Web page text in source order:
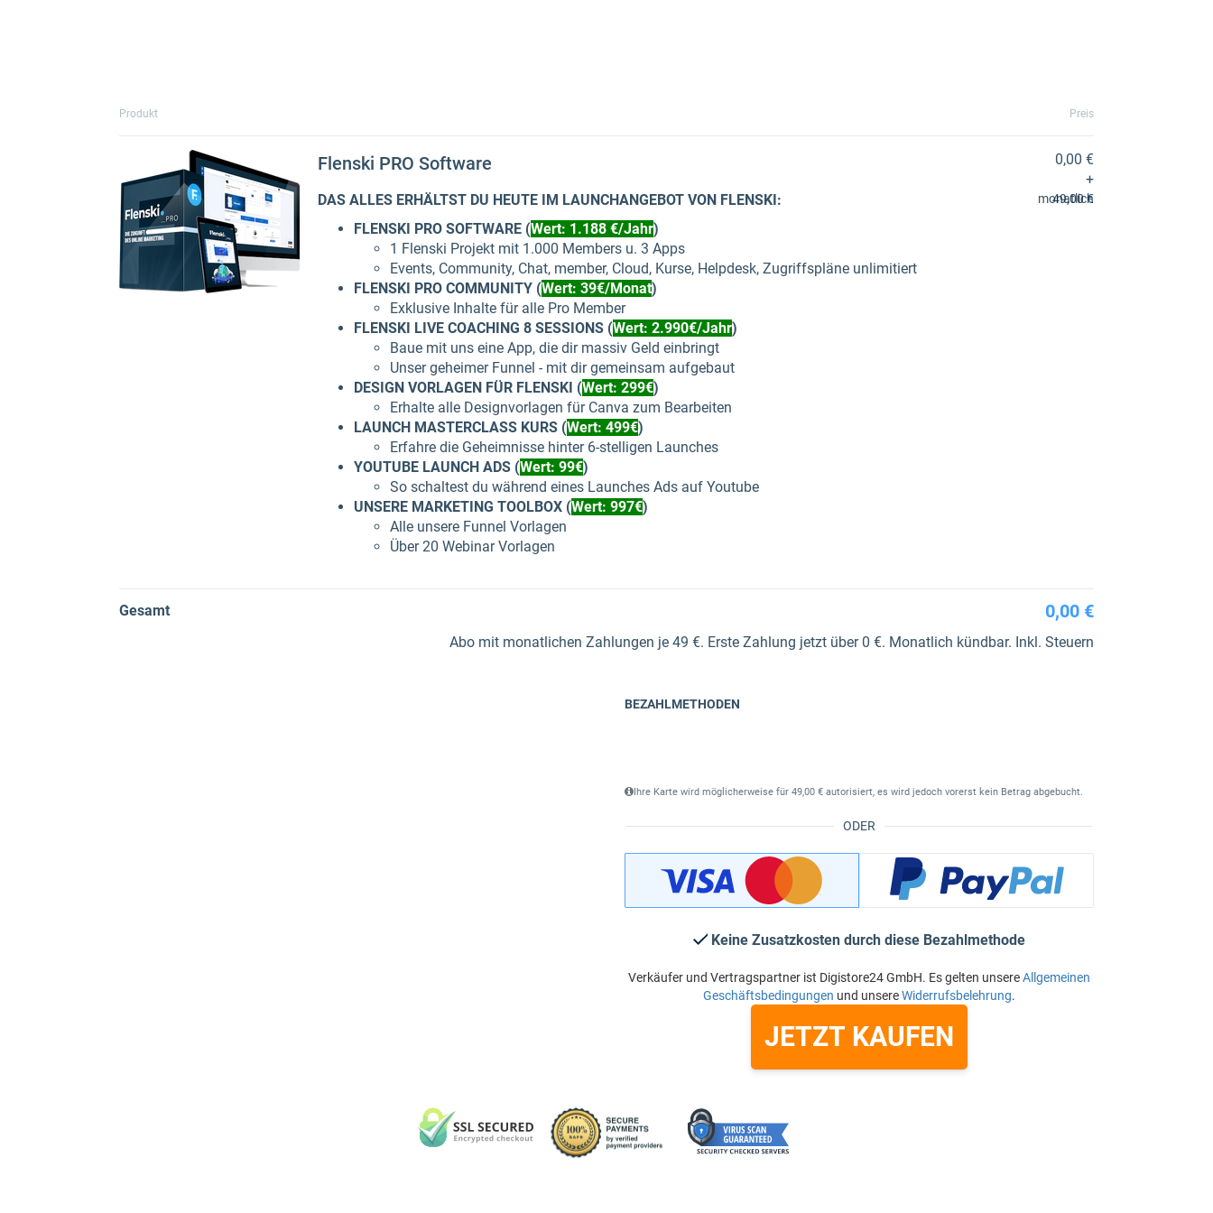
Produkt Preis
Flenski PRO Software
DAS ALLES ERHÄLTST DU HEUTE IM LAUNCHANGEBOT VON FLENSKI:
FLENSKI PRO SOFTWARE (Wert: 1.188 €/Jahr)
1 Flenski Projekt mit 1.000 Members u. 3 Apps
Events, Community, Chat, member, Cloud, Kurse, Helpdesk, Zugriffspläne unlimitiert
FLENSKI PRO COMMUNITY (Wert: 39€/Monat)
Exklusive Inhalte für alle Pro Member
FLENSKI LIVE COACHING 8 SESSIONS (Wert: 2.990€/Jahr)
Baue mit uns eine App, die dir massiv Geld einbringt
Unser geheimer Funnel - mit dir gemeinsam aufgebaut
DESIGN VORLAGEN FÜR FLENSKI (Wert: 299€)
Erhalte alle Designvorlagen für Canva zum Bearbeiten
LAUNCH MASTERCLASS KURS (Wert: 499€)
Erfahre die Geheimnisse hinter 6-stelligen Launches
YOUTUBE LAUNCH ADS (Wert: 99€)
So schaltest du während eines Launches Ads auf Youtube
UNSERE MARKETING TOOLBOX (Wert: 997€)
Alle unsere Funnel Vorlagen
Über 20 Webinar Vorlagen
0,00 €
+
49,00 €
monatlich
Gesamt 0,00 €
Abo mit monatlichen Zahlungen je 49 €. Erste Zahlung jetzt über 0 €. Monatlich kündbar. Inkl. Steuern
Ihre Karte wird möglicherweise für 49,00 € autorisiert, es wird jedoch vorerst kein Betrag abgebucht.
ODER
BEZAHLMETHODEN
Keine Zusatzkosten durch diese Bezahlmethode
Verkäufer und Vertragspartner ist Digistore24 GmbH. Es gelten unsereAllgemeinen
Geschäftsbedingungen und unsereWiderrufsbelehrung.
JETZT KAUFEN